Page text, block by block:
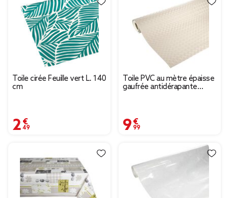
Toile cirée Feuille vert L. 140
cm
2,49 €
Toile PVC au mètre épaisse
gaufrée antidérapante
9,99 €